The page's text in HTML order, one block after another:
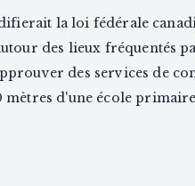
la loi fédérale
des lieux fréquentés
des services de
mètres d'une école